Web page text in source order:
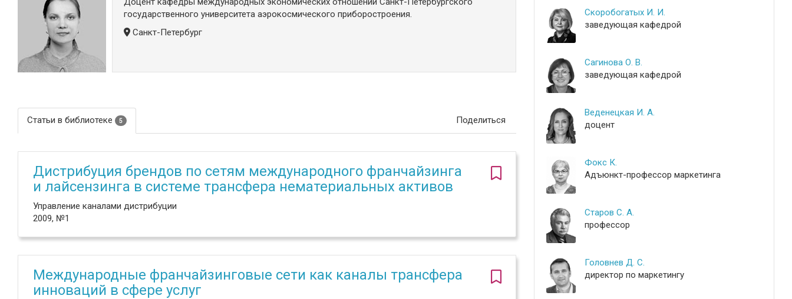
государственного университета аэрокосмического приборостроения.
Санкт-Петербург
Статьи в библиотеке 5 Поделиться
Дистрибуция брендов по сетям международного франчайзинга
и лайсензинга в системе трансфера нематериальных активов
Управление каналами дистрибуции
2009, №1
Международные франчайзинговые сети как каналы трансфера
инноваций в сфере услуг
Скоробогатых И. И.
заведующая кафедрой
Сагинова О. В.
заведующая кафедрой
Веденецкая И. А.
доцент
Фокс К.
Адъюнкт-профессор маркетинга
Старов С. А.
профессор
Головнев Д. С.
директор по маркетингу